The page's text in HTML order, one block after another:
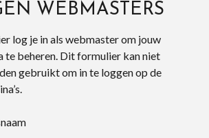
WEBMASTERS
log je in als webmaster om jouw
te beheren. Dit formulier kan niet
gebruikt om in te loggen op de